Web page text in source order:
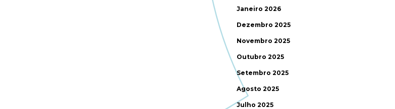
Janeiro 2026
Dezembro 2025
Novembro 2025
Outubro 2025
Setembro 2025
Agosto 2025
Julho 2025